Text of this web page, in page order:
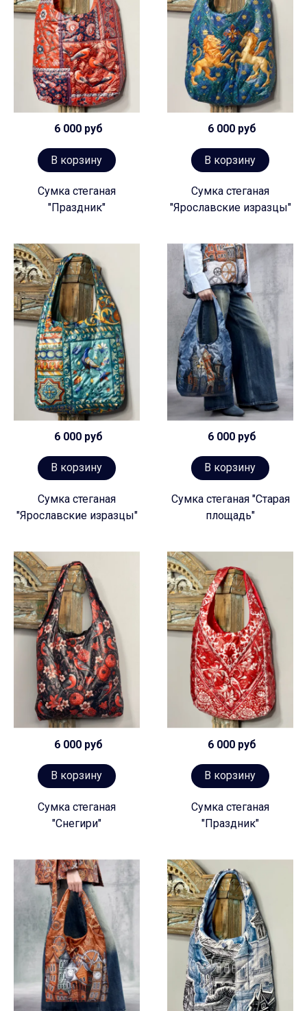
6 000 руб
В корзину
Сумка стеганая
"Праздник"
6 000 руб
В корзину
Сумка стеганая
"Ярославские изразцы"
6 000 руб
В корзину
Сумка стеганая
"Ярославские изразцы"
6 000 руб
В корзину
Сумка стеганая "Старая
площадь"
6 000 руб
В корзину
Сумка стеганая
"Снегири"
6 000 руб
В корзину
Сумка стеганая
"Праздник"